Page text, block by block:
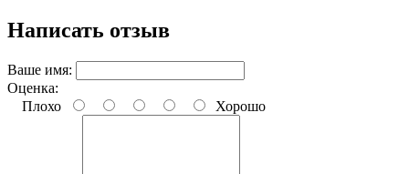
Написать отзыв
Ваше имя:
Оценка:
Плохо
Хорошо